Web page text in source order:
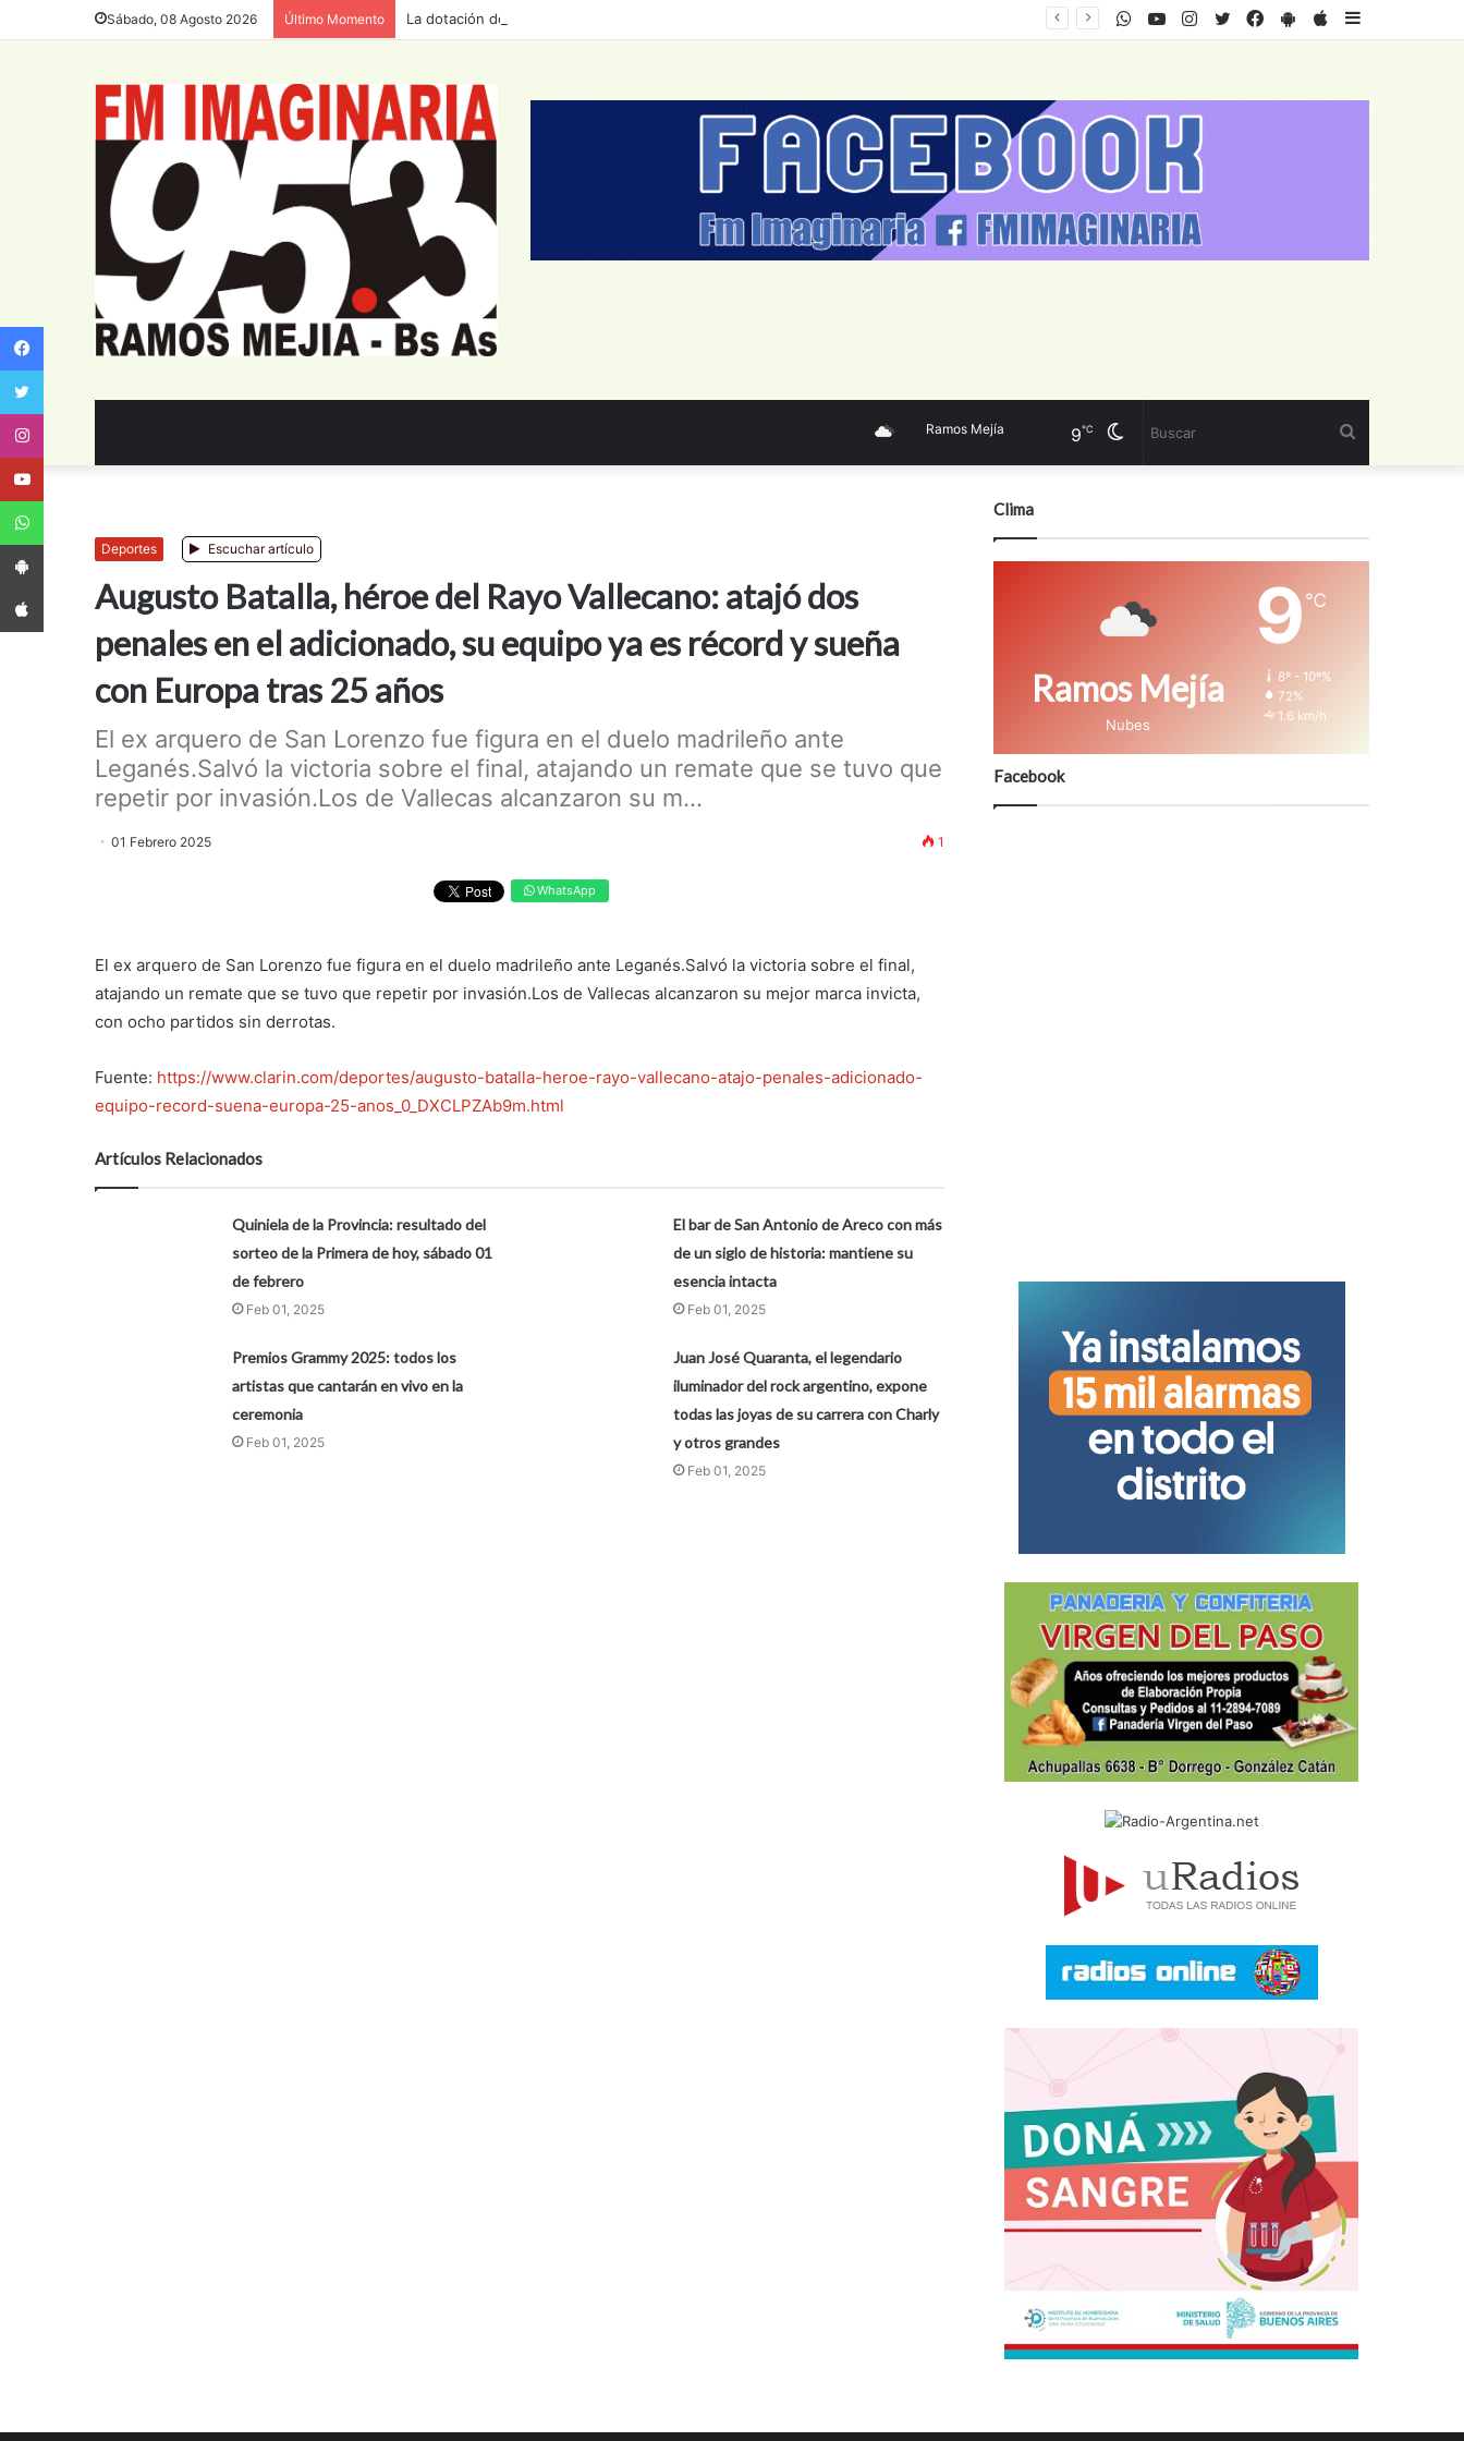
Sábado, 08 Agosto 2026 Último Momento La dotación de personal del Sector Público Nacional: datos a junio 2026 AppStore
PlayStore
Facebook
Twitter
Instagram
Youtube
WhatsApp
Cambiar
Ramos Mejía 9℃
Deportes Escuchar artículo
Augusto Batalla, héroe del Rayo Vallecano: atajó dos
penales en el adicionado, su equipo ya es récord y sueña
con Europa tras 25 años
El ex arquero de San Lorenzo fue figura en el duelo madrileño ante
Leganés.Salvó la victoria sobre el final, atajando un remate que se tuvo que
repetir por invasión.Los de Vallecas alcanzaron su m...
01 Febrero 2025 1
WhatsApp
El ex arquero de San Lorenzo fue figura en el duelo madrileño ante Leganés.Salvó la victoria sobre el final,
atajando un remate que se tuvo que repetir por invasión.Los de Vallecas alcanzaron su mejor marca invicta,
con ocho partidos sin derrotas.
Fuente: https://www.clarin.com/deportes/augusto-batalla-heroe-rayo-vallecano-atajo-penales-adicionado-
equipo-record-suena-europa-25-anos_0_DXCLPZAb9m.html
Artículos Relacionados
Quiniela de la Provincia: resultado del
sorteo de la Primera de hoy, sábado 01
de febrero
Feb 01, 2025
El bar de San Antonio de Areco con más
de un siglo de historia: mantiene su
esencia intacta
Feb 01, 2025
Premios Grammy 2025: todos los
artistas que cantarán en vivo en la
ceremonia
Feb 01, 2025
Juan José Quaranta, el legendario
iluminador del rock argentino, expone
todas las joyas de su carrera con Charly
y otros grandes
Feb 01, 2025
Clima
Ramos Mejía
Nubes
9 ℃
8º - 10º%
72%
1.6 km/h
Facebook
Facebook
App Android